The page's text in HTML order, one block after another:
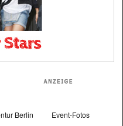
Berlin Event-Fotos